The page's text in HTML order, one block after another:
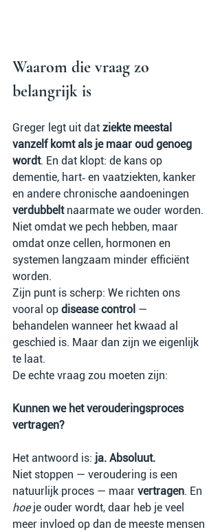
Waarom die vraag zo
belangrijk is
Greger legt uit dat ziekte meestal
vanzelf komt als je maar oud genoeg
wordt. En dat klopt: de kans op
dementie, hart‑ en vaatziekten, kanker
en andere chronische aandoeningen
verdubbelt naarmate we ouder worden.
Niet omdat we pech hebben, maar
omdat onze cellen, hormonen en
systemen langzaam minder efficiënt
worden.
Zijn punt is scherp: We richten ons
vooral op disease control —
behandelen wanneer het kwaad al
geschied is. Maar dan zijn we eigenlijk
te laat.
De echte vraag zou moeten zijn:
Kunnen we het verouderingsproces
vertragen?
Het antwoord is: ja. Absoluut.
Niet stoppen — veroudering is een
natuurlijk proces — maar vertragen. En
hoe je ouder wordt, daar heb je veel
meer invloed op dan de meeste mensen